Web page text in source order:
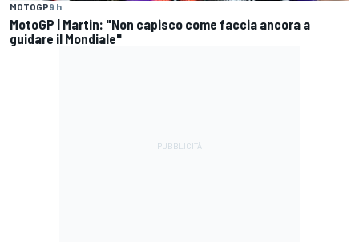
MOTOGP9 h
MotoGP | Martin: "Non capisco come faccia ancora a
guidare il Mondiale"